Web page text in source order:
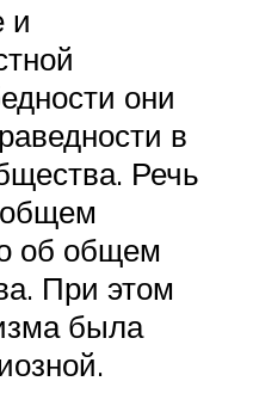
и
они
в
Речь
об общем
При этом
была